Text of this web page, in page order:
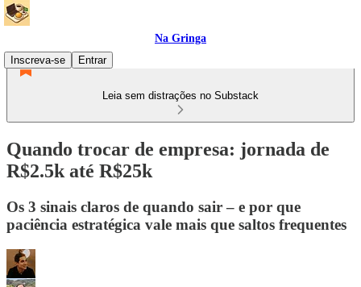
Na Gringa
Inscreva-se
Entrar
Leia sem distrações no Substack
Quando trocar de empresa: jornada de
R$2.5k até R$25k
Os 3 sinais claros de quando sair – e por que
paciência estratégica vale mais que saltos frequentes